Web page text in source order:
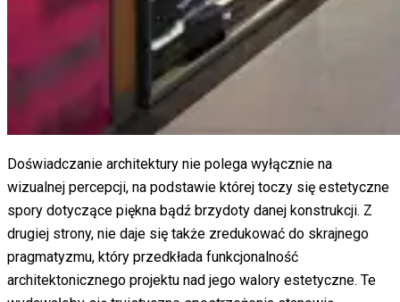
Doświadczanie architektury nie polega wyłącznie na
wizualnej percepcji, na podstawie której toczy się estetyczne
spory dotyczące piękna bądź brzydoty danej konstrukcji. Z
drugiej strony, nie daje się także zredukować do skrajnego
pragmatyzmu, który przedkłada funkcjonalność
architektonicznego projektu nad jego walory estetyczne. Te